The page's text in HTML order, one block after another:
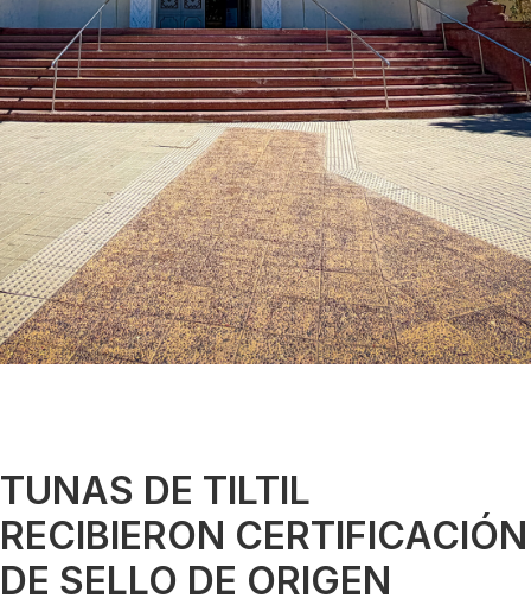
TUNAS DE TILTIL
RECIBIERON CERTIFICACIÓN
DE SELLO DE ORIGEN